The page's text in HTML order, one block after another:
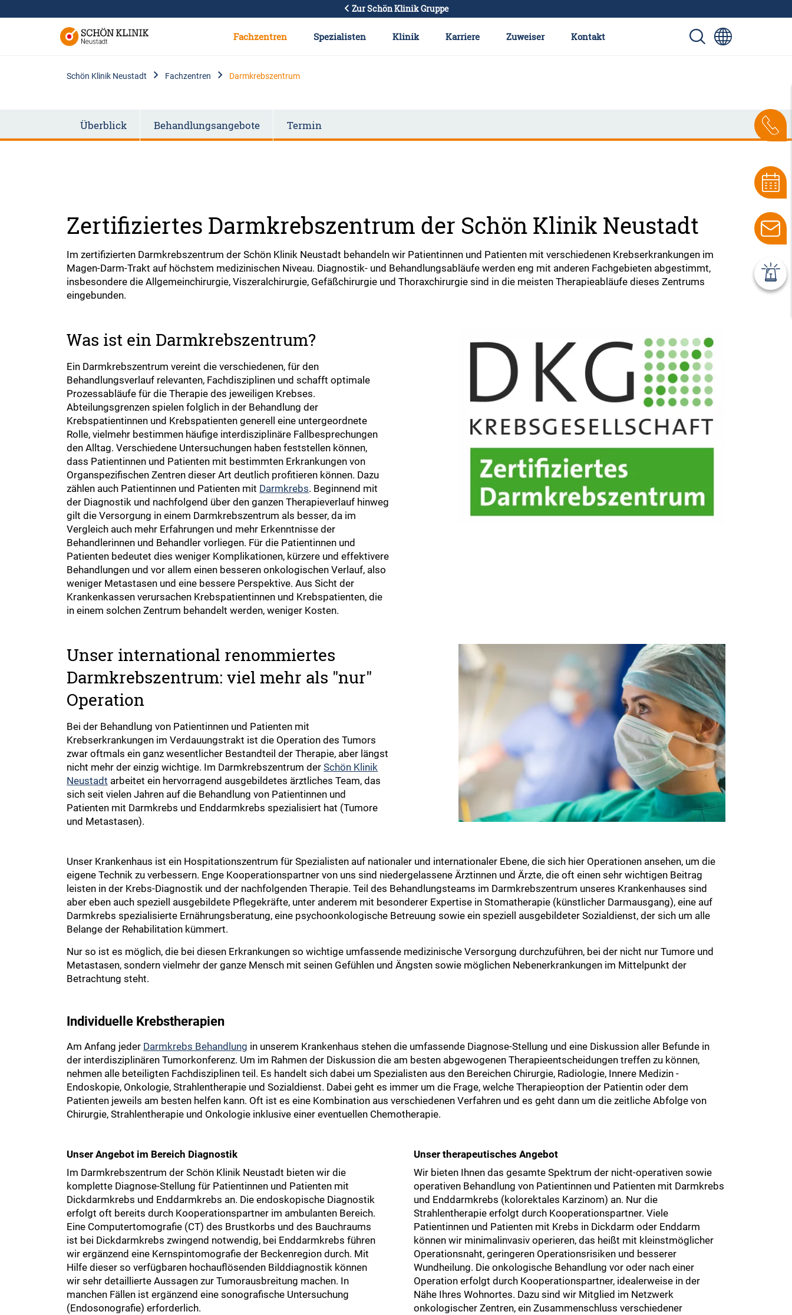
Zur Schön Klinik Gruppe
Fachzentren Spezialisten Klinik Karriere Zuweiser Kontakt
Schön Klinik Neustadt Fachzentren Darmkrebszentrum
Überblick Behandlungsangebote Termin
Zertifiziertes Darmkrebszentrum der Schön Klinik Neustadt
Im zertifizierten Darmkrebszentrum der Schön Klinik Neustadt behandeln wir Patientinnen und Patienten mit verschiedenen Krebserkrankungen im
Magen-Darm-Trakt auf höchstem medizinischen Niveau. Diagnostik- und Behandlungsabläufe werden eng mit anderen Fachgebieten abgestimmt,
insbesondere die Allgemeinchirurgie, Viszeralchirurgie, Gefäßchirurgie und Thoraxchirurgie sind in die meisten Therapieabläufe dieses Zentrums
eingebunden.
Was ist ein Darmkrebszentrum?
Ein Darmkrebszentrum vereint die verschiedenen, für den
Behandlungsverlauf relevanten, Fachdisziplinen und schafft optimale
Prozessabläufe für die Therapie des jeweiligen Krebses.
Abteilungsgrenzen spielen folglich in der Behandlung der
Krebspatientinnen und Krebspatienten generell eine untergeordnete
Rolle, vielmehr bestimmen häufige interdisziplinäre Fallbesprechungen
den Alltag. Verschiedene Untersuchungen haben feststellen können,
dass Patientinnen und Patienten mit bestimmten Erkrankungen von
Organspezifischen Zentren dieser Art deutlich profitieren können. Dazu
zählen auch Patientinnen und Patienten mit Darmkrebs. Beginnend mit
der Diagnostik und nachfolgend über den ganzen Therapieverlauf hinweg
gilt die Versorgung in einem Darmkrebszentrum als besser, da im
Vergleich auch mehr Erfahrungen und mehr Erkenntnisse der
Behandlerinnen und Behandler vorliegen. Für die Patientinnen und
Patienten bedeutet dies weniger Komplikationen, kürzere und effektivere
Behandlungen und vor allem einen besseren onkologischen Verlauf, also
weniger Metastasen und eine bessere Perspektive. Aus Sicht der
Krankenkassen verursachen Krebspatientinnen und Krebspatienten, die
in einem solchen Zentrum behandelt werden, weniger Kosten.
Unser international renommiertes
Darmkrebszentrum: viel mehr als "nur"
Operation
Bei der Behandlung von Patientinnen und Patienten mit
Krebserkrankungen im Verdauungstrakt ist die Operation des Tumors
zwar oftmals ein ganz wesentlicher Bestandteil der Therapie, aber längst
nicht mehr der einzig wichtige. Im Darmkrebszentrum derSchön Klinik
Neustadt arbeitet ein hervorragend ausgebildetes ärztliches Team, das
sich seit vielen Jahren auf die Behandlung von Patientinnen und
Patienten mit Darmkrebs und Enddarmkrebs spezialisiert hat (Tumore
und Metastasen).
Unser Krankenhaus ist ein Hospitationszentrum für Spezialisten auf nationaler und internationaler Ebene, die sich hier Operationen ansehen, um die
eigene Technik zu verbessern. Enge Kooperationspartner von uns sind niedergelassene Ärztinnen und Ärzte, die oft einen sehr wichtigen Beitrag
leisten in der Krebs-Diagnostik und der nachfolgenden Therapie. Teil des Behandlungsteams im Darmkrebszentrum unseres Krankenhauses sind
aber eben auch speziell ausgebildete Pflegekräfte, unter anderem mit besonderer Expertise in Stomatherapie (künstlicher Darmausgang), eine auf
Darmkrebs spezialisierte Ernährungsberatung, eine psychoonkologische Betreuung sowie ein speziell ausgebildeter Sozialdienst, der sich um alle
Belange der Rehabilitation kümmert.
Nur so ist es möglich, die bei diesen Erkrankungen so wichtige umfassende medizinische Versorgung durchzuführen, bei der nicht nur Tumore und
Metastasen, sondern vielmehr der ganze Mensch mit seinen Gefühlen und Ängsten sowie möglichen Nebenerkrankungen im Mittelpunkt der
Betrachtung steht.
Individuelle Krebstherapien
Am Anfang jeder Darmkrebs Behandlung in unserem Krankenhaus stehen die umfassende Diagnose-Stellung und eine Diskussion aller Befunde in
der interdisziplinären Tumorkonferenz. Um im Rahmen der Diskussion die am besten abgewogenen Therapieentscheidungen treffen zu können,
nehmen alle beteiligten Fachdisziplinen teil. Es handelt sich dabei um Spezialisten aus den Bereichen Chirurgie, Radiologie, Innere Medizin -
Endoskopie, Onkologie, Strahlentherapie und Sozialdienst. Dabei geht es immer um die Frage, welche Therapieoption der Patientin oder dem
Patienten jeweils am besten helfen kann. Oft ist es eine Kombination aus verschiedenen Verfahren und es geht dann um die zeitliche Abfolge von
Chirurgie, Strahlentherapie und Onkologie inklusive einer eventuellen Chemotherapie.
Unser Angebot im Bereich Diagnostik
Im Darmkrebszentrum der Schön Klinik Neustadt bieten wir die
komplette Diagnose-Stellung für Patientinnen und Patienten mit
Dickdarmkrebs und Enddarmkrebs an. Die endoskopische Diagnostik
erfolgt oft bereits durch Kooperationspartner im ambulanten Bereich.
Eine Computertomografie (CT) des Brustkorbs und des Bauchraums
ist bei Dickdarmkrebs zwingend notwendig, bei Enddarmkrebs führen
wir ergänzend eine Kernspintomografie der Beckenregion durch. Mit
Hilfe dieser so verfügbaren hochauflösenden Bilddiagnostik können
wir sehr detaillierte Aussagen zur Tumorausbreitung machen. In
manchen Fällen ist ergänzend eine sonografische Untersuchung
(Endosonografie) erforderlich.
Unser therapeutisches Angebot
Wir bieten Ihnen das gesamte Spektrum der nicht-operativen sowie
operativen Behandlung von Patientinnen und Patienten mit Darmkrebs
und Enddarmkrebs (kolorektales Karzinom) an. Nur die
Strahlentherapie erfolgt durch Kooperationspartner. Viele
Patientinnen und Patienten mit Krebs in Dickdarm oder Enddarm
können wir minimalinvasiv operieren, das heißt mit kleinstmöglicher
Operationsnaht, geringeren Operationsrisiken und besserer
Wundheilung. Die onkologische Behandlung vor oder nach einer
Operation erfolgt durch Kooperationspartner, idealerweise in der
Nähe Ihres Wohnortes. Dazu sind wir Mitglied im Netzwerk
onkologischer Zentren, ein Zusammenschluss verschiedener